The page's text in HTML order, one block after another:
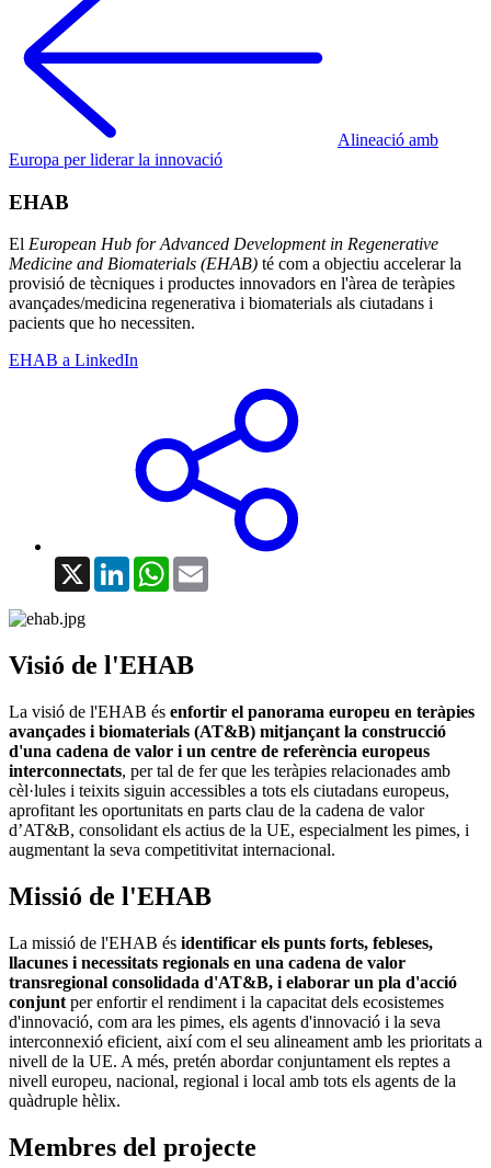
Alineació amb
Europa per liderar la innovació
EHAB
El European Hub for Advanced Development in Regenerative
Medicine and Biomaterials (EHAB) té com a objectiu accelerar la
provisió de tècniques i productes innovadors en l'àrea de teràpies
avançades/medicina regenerativa i biomaterials als ciutadans i
pacients que ho necessiten.
EHAB a LinkedIn
X LinkedInWhatsApp
Visió de l'EHAB
La visió de l'EHAB és enfortir el panorama europeu en teràpies
avançades i biomaterials (AT&B) mitjançant la construcció
d'una cadena de valor i un centre de referència europeus
interconnectats, per tal de fer que les teràpies relacionades amb
cèl·lules i teixits siguin accessibles a tots els ciutadans europeus,
aprofitant les oportunitats en parts clau de la cadena de valor
d’AT&B, consolidant els actius de la UE, especialment les pimes, i
augmentant la seva competitivitat internacional.
Missió de l'EHAB
La missió de l'EHAB és identificar els punts forts, febleses,
llacunes i necessitats regionals en una cadena de valor
transregional consolidada d'AT&B, i elaborar un pla d'acció
conjunt per enfortir el rendiment i la capacitat dels ecosistemes
d'innovació, com ara les pimes, els agents d'innovació i la seva
interconnexió eficient, així com el seu alineament amb les prioritats a
nivell de la UE. A més, pretén abordar conjuntament els reptes a
nivell europeu, nacional, regional i local amb tots els agents de la
quàdruple hèlix.
Membres del projecte